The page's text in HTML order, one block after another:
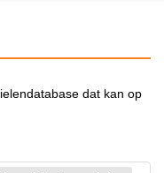
dat kan op